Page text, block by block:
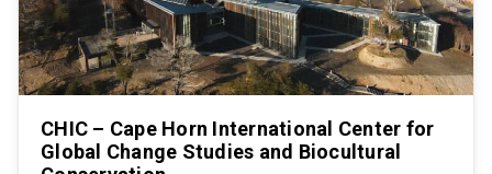
CHIC – Cape Horn International Center for
Global Change Studies and Biocultural